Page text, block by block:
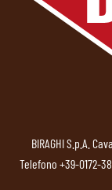
BIRAGHI S.p.A.
Telefono +39-0172-